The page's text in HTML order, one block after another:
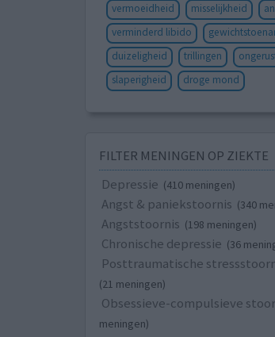
vermoeidheid misselijkheid
verminderd libido
duizeligheid
trillingen
slaperigheid
droge mond
FILTER MENINGEN OP ZIEKTE
Depressie (410 meningen)
Angst & paniekstoornis (340
Angststoornis (198 meningen)
Chronische depressie (36
Posttraumatische
(21 meningen)
Obsessieve-compulsieve
meningen)